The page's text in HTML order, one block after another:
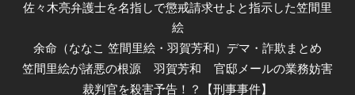
佐々木亮弁護士を名指しで懲戒請求せよと指示した笠間里
絵
余命（ななこ 笠間里絵・羽賀芳和）デマ・詐欺まとめ
笠間里絵が諸悪の根源
羽賀芳和
官邸メールの業務妨害
裁判官を殺害予告！？【刑事事件】